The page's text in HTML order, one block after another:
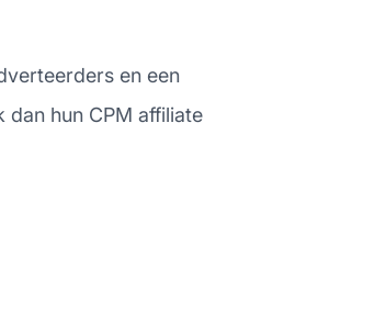
en een
hun CPM affiliate